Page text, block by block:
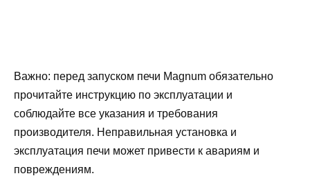
Важно: перед запуском печи Magnum обязательно
прочитайте инструкцию по эксплуатации и
соблюдайте все указания и требования
производителя. Неправильная установка и
эксплуатация печи может привести к авариям и
повреждениям.